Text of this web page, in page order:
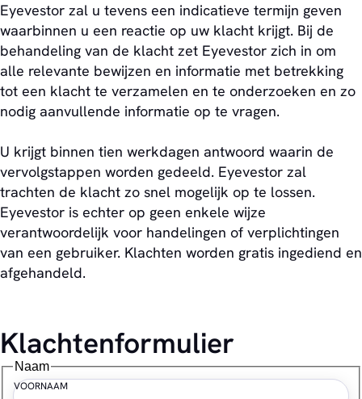
Eyevestor zal u tevens een indicatieve termijn geven
waarbinnen u een reactie op uw klacht krijgt. Bij de
behandeling van de klacht zet Eyevestor zich in om
alle relevante bewijzen en informatie met betrekking
tot een klacht te verzamelen en te onderzoeken en zo
nodig aanvullende informatie op te vragen.
U krijgt binnen tien werkdagen antwoord waarin de
vervolgstappen worden gedeeld. Eyevestor zal
trachten de klacht zo snel mogelijk op te lossen.
Eyevestor is echter op geen enkele wijze
verantwoordelijk voor handelingen of verplichtingen
van een gebruiker. Klachten worden gratis ingediend en
afgehandeld.
Klachtenformulier
Naam
VOORNAAM